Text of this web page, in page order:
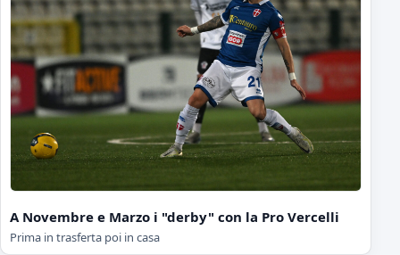
A Novembre e Marzo i "derby" con la Pro Vercelli
Prima in trasferta poi in casa